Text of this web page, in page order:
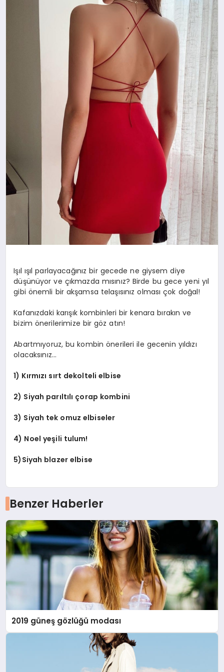
Işıl ışıl parlayacağınız bir gecede ne giysem diye
düşünüyor ve çıkmazda mısınız? Birde bu gece yeni yıl
gibi önemli bir akşamsa telaşısınız olması çok doğal!
Kafanızdaki karışık kombinleri bir kenara bırakın ve
bizim önerilerimize bir göz atın!
Abartmıyoruz, bu kombin önerileri ile gecenin yıldızı
olacaksınız…
1) Kırmızı sırt dekolteli elbise
2) Siyah parıltılı çorap kombini
3) Siyah tek omuz elbiseler
4) Noel yeşili tulum!
5)Siyah blazer elbise
Benzer Haberler
2019 güneş gözlüğü modası